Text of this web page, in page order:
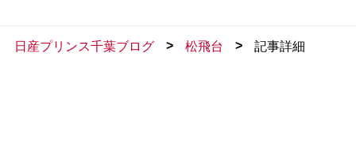
日産プリンス千葉ブログ > 松飛台 > 記事詳細